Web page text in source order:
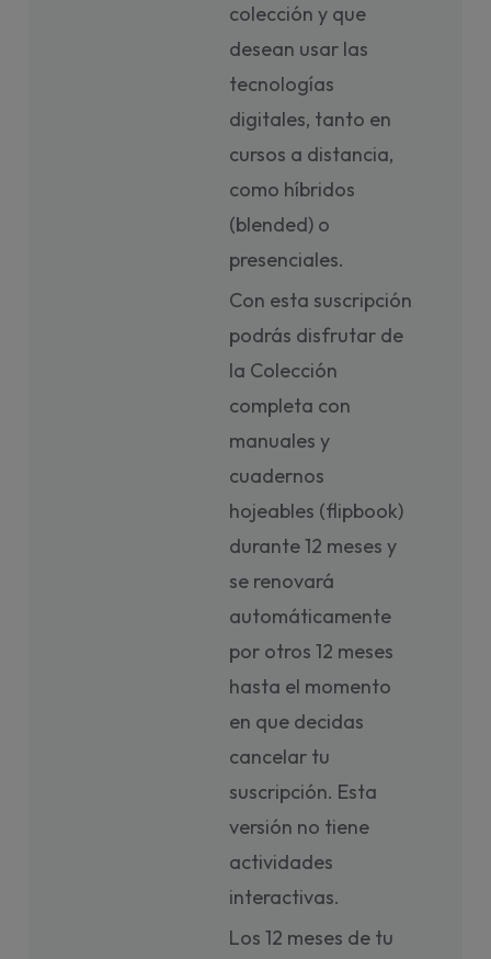
colección y que
desean usar las
tecnologías
digitales, tanto en
cursos a distancia,
como híbridos
(blended) o
presenciales.
Con esta suscripción
podrás disfrutar de
la Colección
completa con
manuales y
cuadernos
hojeables (flipbook)
durante 12 meses y
se renovará
automáticamente
por otros 12 meses
hasta el momento
en que decidas
cancelar tu
suscripción. Esta
versión no tiene
actividades
interactivas.
Los 12 meses de tu